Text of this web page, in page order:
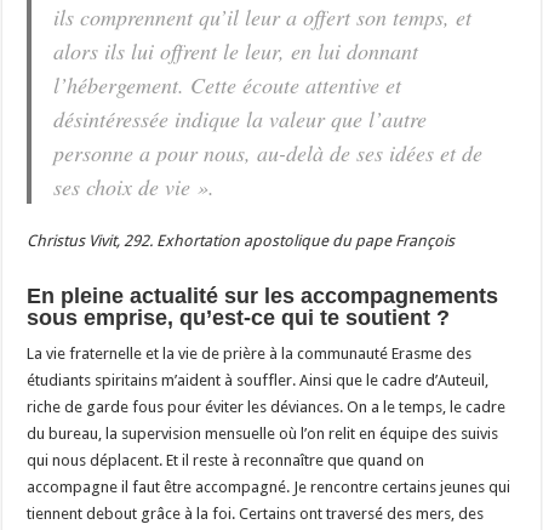
ils comprennent qu’il leur a offert son temps, et
alors ils lui offrent le leur, en lui donnant
l’hébergement. Cette écoute attentive et
désintéressée indique la valeur que l’autre
personne a pour nous, au-delà de ses idées et de
ses choix de vie ».
Christus Vivit, 292. Exhortation apostolique du pape François
En pleine actualité sur les accompagnements
sous emprise, qu’est-ce qui te soutient ?
La vie fraternelle et la vie de prière à la communauté Erasme des
étudiants spiritains m’aident à souffler. Ainsi que le cadre d’Auteuil,
riche de garde fous pour éviter les déviances. On a le temps, le cadre
du bureau, la supervision mensuelle où l’on relit en équipe des suivis
qui nous déplacent. Et il reste à reconnaître que quand on
accompagne il faut être accompagné. Je rencontre certains jeunes qui
tiennent debout grâce à la foi. Certains ont traversé des mers, des